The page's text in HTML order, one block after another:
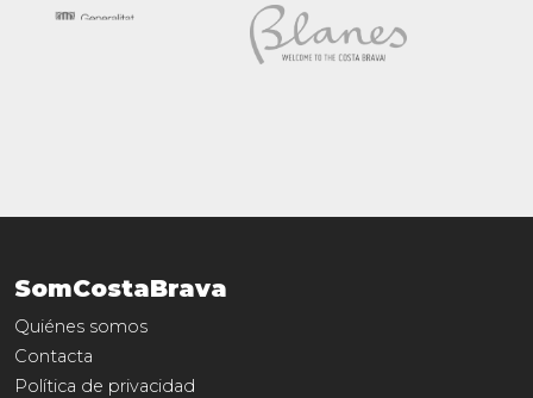
SomCostaBrava
Quiénes somos
Contacta
Política de privacidad